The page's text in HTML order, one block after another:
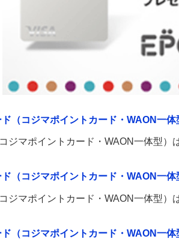
（コジマポイントカード・WAON一
ジマポイントカード・WAON一体型）
（コジマポイントカード・WAON一
ジマポイントカード・WAON一体型）
（コジマポイントカード・WAON一